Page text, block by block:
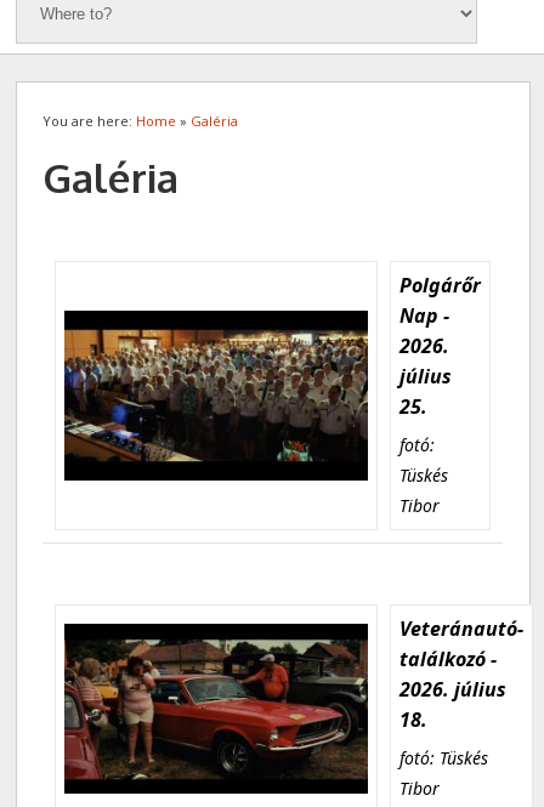
You are here: Home » Galéria
Galéria
Polgárőr
Nap -
2026.
július
25.
fotó:
Tüskés
Tibor
Veteránautó-
találkozó -
2026. július
18.
fotó: Tüskés
Tibor